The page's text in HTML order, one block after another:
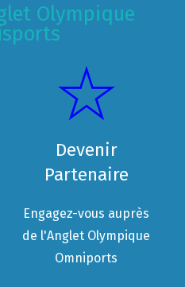
Olympique
Devenir
Partenaire
Engagez-vous auprès
de l'Anglet Olympique
Omniports